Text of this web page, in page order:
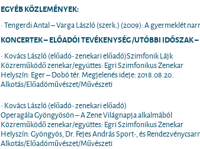
EGYÉB KÖZLEMÉNYEK:
• Tengerdi Antal – Varga László (szerk.) (2009): A gyermeklét
KONCERTEK – ELŐADÓI TEVÉKENYSÉG /UTÓBBI IDŐSZAK
• Kovács László (előadó- zenekari előadó)Szimfonik Lájk
Közreműködő zenekar/együttes: Egri Szimfonikus Zenekar
Helyszín: Eger – Dobó tér. Megjelenés ideje: 2018.08.20.
Alkotás/Előadóművészet/Művészeti
• Kovács László (előadó- zenekari előadó)
Operagála Gyöngyösön – A Zene Világnapja alkalmából
Közreműködő zenekar/együttes: Egri Szimfonikus Zenekar
Helyszín: Gyöngyös, Dr. Fejes András Sport-, és
Alkotás/Előadóművészet/Művészeti